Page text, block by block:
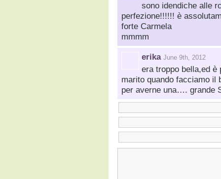
sono idendiche alle
perfezione!!!!!! è
forte Carmela
mmmm
erika June 9th, 2012
era troppo bella,ed
marito quando facciamo il
per averne una…. grande